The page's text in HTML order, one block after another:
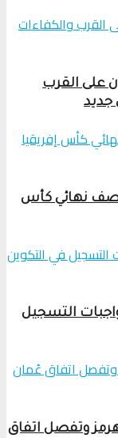
على القرب
جديد
نهائي كأس
التسجيل
هرمز وتفصل اتفاق